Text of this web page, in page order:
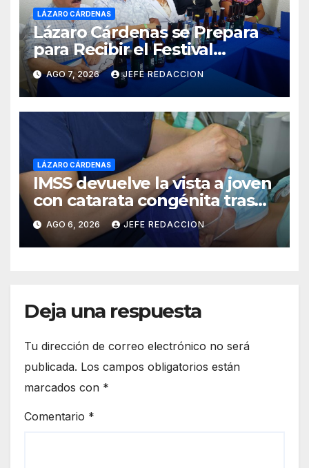
LÁZARO CÁRDENAS
Lázaro Cárdenas se Prepara
para Recibir el Festival
Internacional de la Cerveza
Costa de Michoacán 2026
AGO 7, 2026 JEFE REDACCION
LÁZARO CÁRDENAS
IMSS devuelve la vista a joven
con catarata congénita tras
23 años de limitación visual
AGO 6, 2026 JEFE REDACCION
Deja una respuesta
Tu dirección de correo electrónico no será
publicada. Los campos obligatorios están
marcados con *
Comentario *